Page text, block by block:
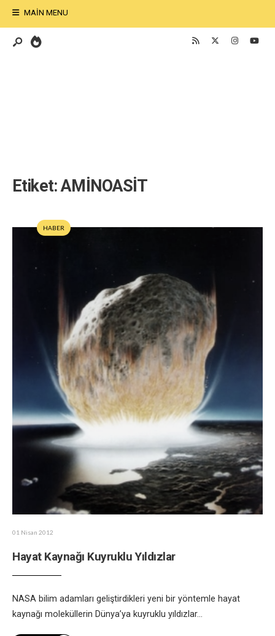
MAIN MENU
Etiket:AMİNOASİT
HABER
01 Nisan 2012
Hayat Kaynağı Kuyruklu Yıldızlar
NASA bilim adamları geliştirdikleri yeni bir yöntemle hayat
kaynağı moleküllerin Dünya’ya kuyruklu yıldızlar...